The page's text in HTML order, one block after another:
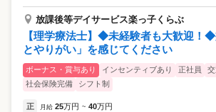
放課後等デイサービス楽っ子くらぶ
【理学療法士】◆未経験者も大歓迎！
とやりがい」を感じてください
ボーナス・賞与あり インセンティブあり 正社員
社会保険完備
シフト制
正 月給 25万円 ~ 40万円